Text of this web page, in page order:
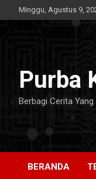
to
Minggu, Agustus 9,
Purba
Berbagi Cerita
BERANDA